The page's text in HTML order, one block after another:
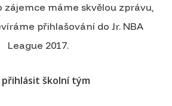
zájemce máme skvělou zprávu,
přihlašování do Jr. NBA
League 2017.
přihlásit školní tým